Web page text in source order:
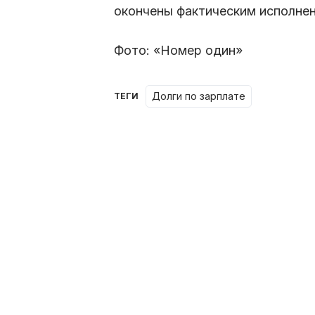
окончены фактическим
Фото: «Номер один»
ТЕГИ долги по зарплате